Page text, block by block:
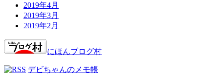
2019年4月
2019年3月
2019年2月
にほんブログ村
デビちゃんのメモ帳